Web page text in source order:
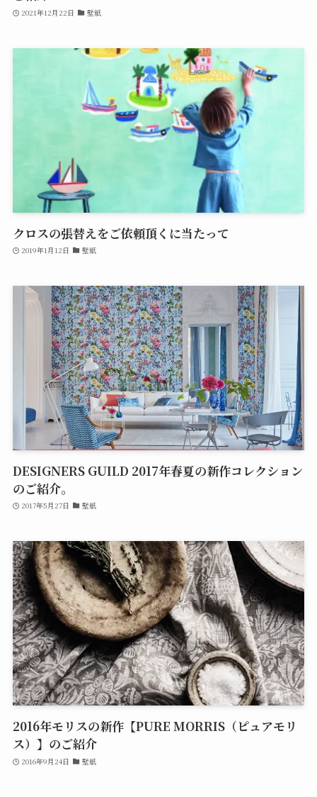
2021年12月22日 壁紙
クロスの張替えをご依頼頂くに当たって
2019年1月12日 壁紙
DESIGNERS GUILD 2017年春夏の新作コレクション
のご紹介。
2017年5月27日 壁紙
2016年モリスの新作【PURE MORRIS（ピュアモリ
ス）】のご紹介
2016年9月24日 壁紙